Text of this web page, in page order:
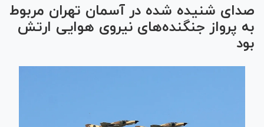
صدای شنیده شده در آسمان تهران مربوط
به پرواز جنگنده‌های نیروی هوایی ارتش
بود